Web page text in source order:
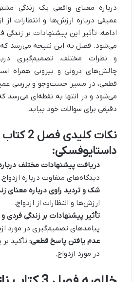
درباره معنای واقعی یک زندگی
عمیقی درباره ارزش‌ها و انتظارات از
ادامه، تأثیر این پیشنهادات بر زندگی
می‌شود. فصل به این نتیجه می‌رسد که
و نظرات مختلف، تصمیم‌گیری
چالش‌های درونی و بیرونی همراه
قطعی، در مسیر جست‌وجو و بررسی
می‌شود و در انتها به نقطه‌ای می‌رسد
دقیقی برای سوالات خود بیابد.
نکات کلیدی
داستایوفسکی:
دریافت پیشنهادات مختلف
دیدگاه‌های متفاوت درباره ازدواج.
شک و تردید راوی درباره معنای
ارزش‌ها و انتظارات از ازدواج.
تأثیر پیشنهادات بر زندگی فردی
پیامدهای تصمیم‌گیری در مورد
عدم یافتن پاسخ قطعی: تأکید
در مورد ازدواج.